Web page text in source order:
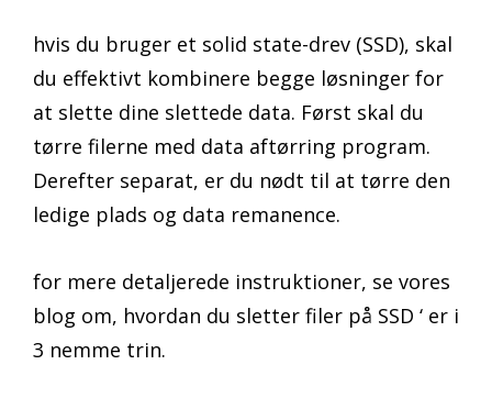
hvis du bruger et solid state-drev (SSD), skal
du effektivt kombinere begge løsninger for
at slette dine slettede data. Først skal du
tørre filerne med data aftørring program.
Derefter separat, er du nødt til at tørre den
ledige plads og data remanence.
for mere detaljerede instruktioner, se vores
blog om, hvordan du sletter filer på SSD ‘ er i
3 nemme trin.